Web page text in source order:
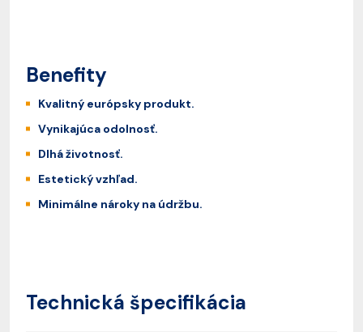
Benefity
Kvalitný európsky produkt.
Vynikajúca odolnosť.
Dlhá životnosť.
Estetický vzhľad.
Minimálne nároky na údržbu.
Technická špecifikácia